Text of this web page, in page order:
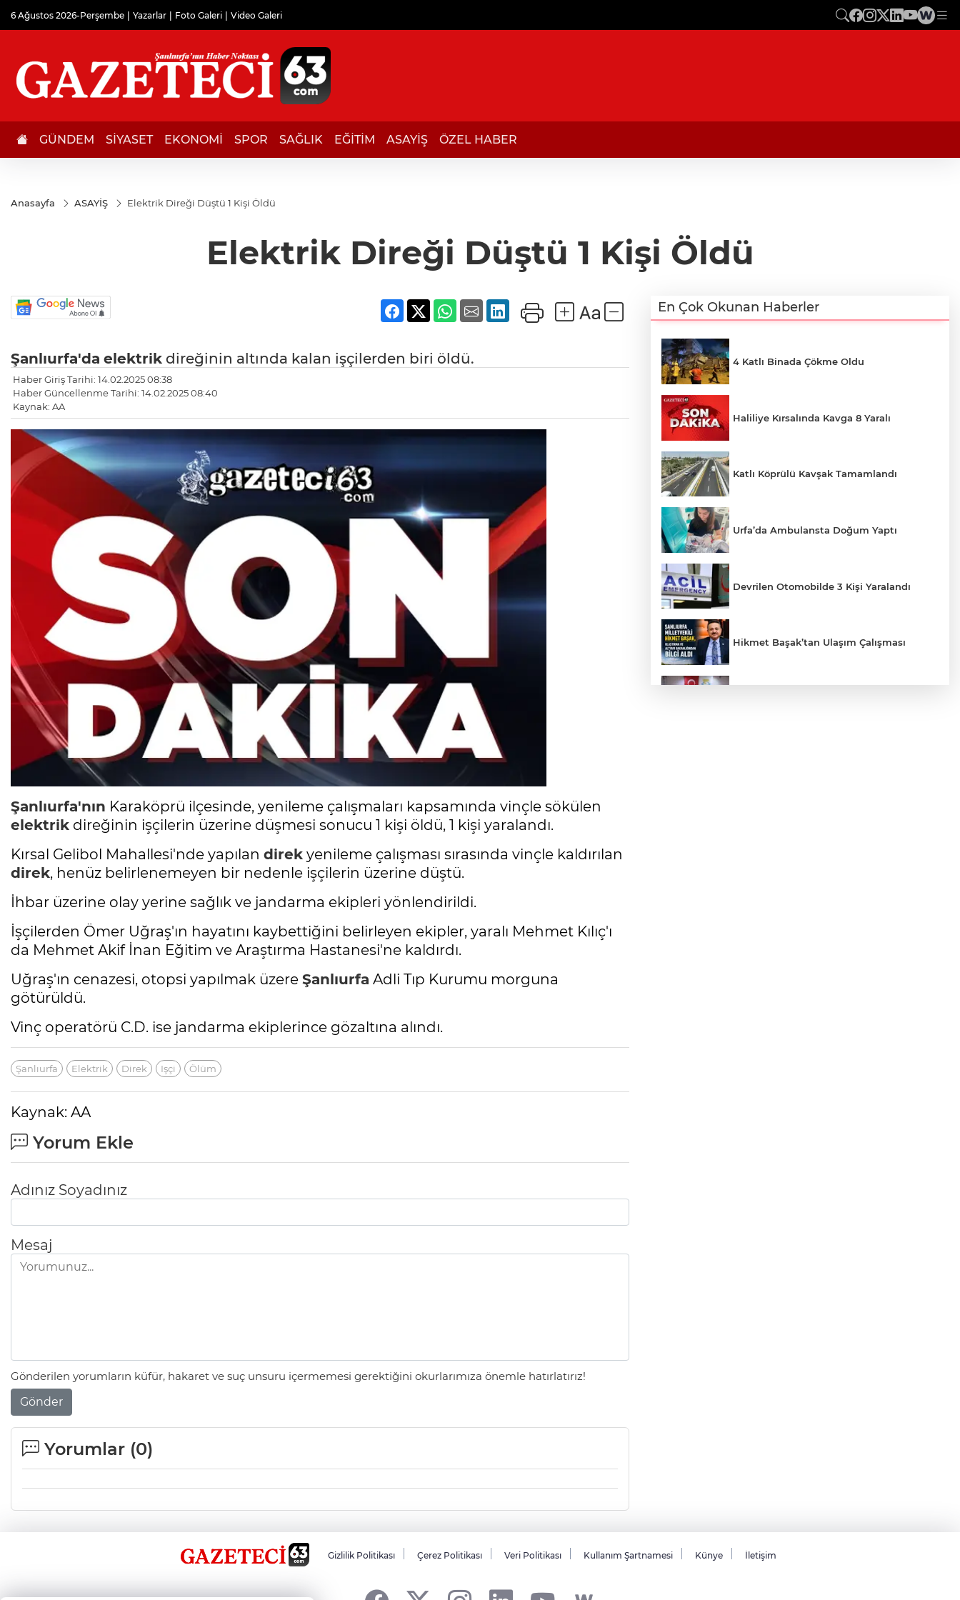
6 Ağustos 2026-Perşembe Yazarlar Foto Galeri Video Galeri
GÜNDEM SİYASET EKONOMİ SPOR SAĞLIK EĞİTİM ASAYİŞ ÖZEL HABER
Anasayfa ASAYİŞ Elektrik Direği Düştü 1 Kişi Öldü
Elektrik Direği Düştü 1 Kişi Öldü
Şanlıurfa'da elektrik direğinin altında kalan işçilerden biri öldü.
Haber Giriş Tarihi: 14.02.2025 08:38
Haber Güncellenme Tarihi: 14.02.2025 08:40
Kaynak: AA
Şanlıurfa'nın Karaköprü ilçesinde, yenileme çalışmaları kapsamında vinçle sökülen
elektrik direğinin işçilerin üzerine düşmesi sonucu 1 kişi öldü, 1 kişi yaralandı.
Kırsal Gelibol Mahallesi'nde yapılan direk yenileme çalışması sırasında vinçle kaldırılan
direk, henüz belirlenemeyen bir nedenle işçilerin üzerine düştü.
İhbar üzerine olay yerine sağlık ve jandarma ekipleri yönlendirildi.
İşçilerden Ömer Uğraş'ın hayatını kaybettiğini belirleyen ekipler, yaralı Mehmet Kılıç'ı
da Mehmet Akif İnan Eğitim ve Araştırma Hastanesi'ne kaldırdı.
Uğraş'ın cenazesi, otopsi yapılmak üzere Şanlıurfa Adli Tıp Kurumu morguna
götürüldü.
Vinç operatörü C.D. ise jandarma ekiplerince gözaltına alındı.
Şanlıurfa Elektrik Direk Işçi Ölüm
Kaynak: AA
Yorum Ekle
Adınız Soyadınız
Mesaj
Gönderilen yorumların küfür, hakaret ve suç unsuru içermemesi gerektiğini okurlarımıza önemle hatırlatırız!
Gönder
Yorumlar (0)
En Çok Okunan Haberler
4 Katlı Binada Çökme Oldu
Haliliye Kırsalında Kavga 8 Yaralı
Katlı Köprülü Kavşak Tamamlandı
Urfa’da Ambulansta Doğum Yaptı
Devrilen Otomobilde 3 Kişi Yaralandı
Hikmet Başak’tan Ulaşım Çalışması
Gizlilik Politikası Çerez Politikası Veri Politikası Kullanım Şartnamesi Künye İletişim